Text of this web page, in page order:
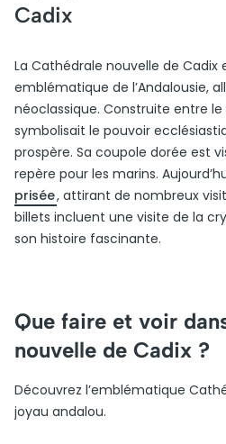
Cadix
La Cathédrale nouvelle de Cadix
emblématique de l’Andalousie,
néoclassique. Construite entre le
symbolisait le pouvoir
prospère. Sa coupole dorée est
repère pour les marins.
prisée, attirant de nombreux
billets incluent une visite de la
son histoire fascinante.
Que faire et voir
nouvelle de Cadix ?
Découvrez l’emblématique
joyau andalou.